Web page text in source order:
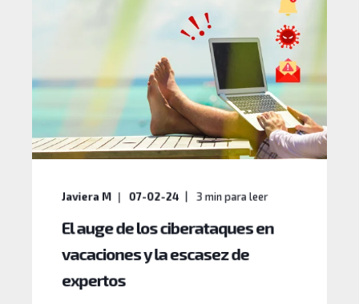
Javiera M 07-02-24 3 min para leer
El auge de los ciberataques en
vacaciones y la escasez de
expertos